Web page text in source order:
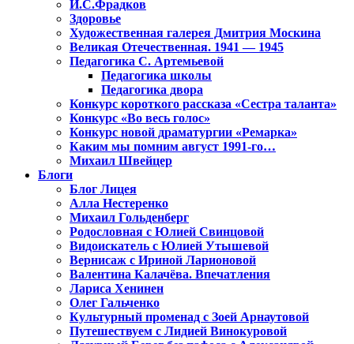
И.С.Фрадков
Здоровье
Художественная галерея Дмитрия Москина
Великая Отечественная. 1941 — 1945
Педагогика С. Артемьевой
Педагогика школы
Педагогика двора
Конкурс короткого рассказа «Сестра таланта»
Конкурс «Во весь голос»
Конкурс новой драматургии «Ремарка»
Каким мы помним август 1991-го…
Михаил Швейцер
Блоги
Блог Лицея
Алла Нестеренко
Михаил Гольденберг
Родословная с Юлией Свинцовой
Видоискатель с Юлией Утышевой
Вернисаж с Ириной Ларионовой
Валентина Калачёва. Впечатления
Лариса Хенинен
Олег Гальченко
Культурный променад с Зоей Арнаутовой
Путешествуем с Лидией Винокуровой